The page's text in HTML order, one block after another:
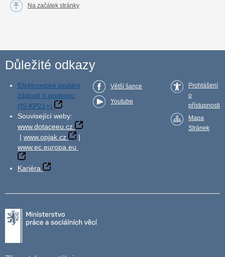
Na začátek stránky
Důležité odkazy
Elektronické podání
žádosti o podporu
(IS KP21+)
Související weby:
www.dotaceeu.cz
| www.opjak.cz
|
www.ec.europa.eu
Kariéra
Větší šance
Youtube
Prohlášení
o
přístupnosti
Mapa
Stránek